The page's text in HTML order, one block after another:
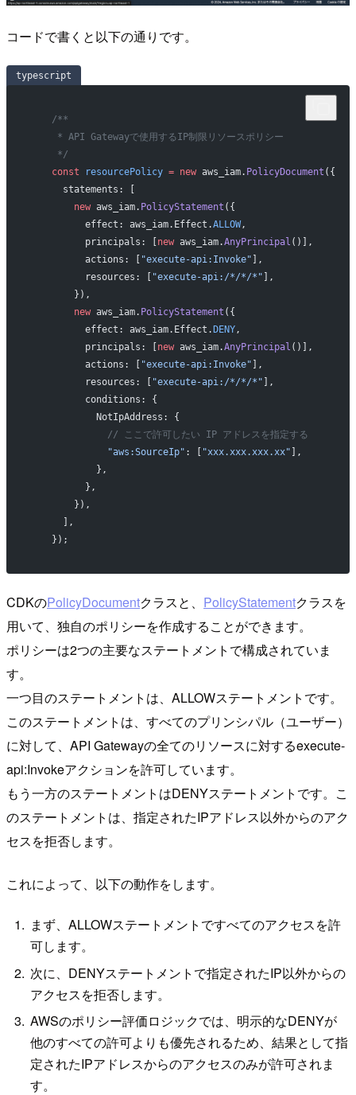
コードで書くと以下の通りです。
typescript
    /**
     * API Gatewayで使用するIP制限リソースポリシー
     */
    const
resourcePolicy = new aws_iam. PolicyDocument ({
      statements: [
        new
aws_iam. PolicyStatement ({
          effect: aws_iam.Effect.
ALLOW,
          principals: [
new aws_iam.AnyPrincipal ()],
          actions: [
"execute-api:Invoke" ],
          resources: [
"execute-api:/*/*/*" ],
        }),
        new
aws_iam. PolicyStatement ({
          effect: aws_iam.Effect.
DENY,
          principals: [
new aws_iam.AnyPrincipal ()],
          actions: [
"execute-api:Invoke" ],
          resources: [
"execute-api:/*/*/*" ],
          conditions: {
            NotIpAddress: {
              // ここで許可したい IP アドレスを指定する
              "aws:SourceIp"
: [ "xxx.xxx.xxx.xx" ],
            },
          },
        }),
      ],
    });
CDKのPolicyDocumentクラスと、 PolicyStatementクラスを
用いて、独自のポリシーを作成することができます。
ポリシーは2つの主要なステートメントで構成されていま
す。
一つ目のステートメントは、ALLOWステートメントです。
このステートメントは、すべてのプリンシパル（ユーザー）
に対して、API Gatewayの全てのリソースに対するexecute-
api:Invokeアクションを許可しています。
もう一方のステートメントはDENYステートメントです。こ
のステートメントは、指定されたIPアドレス以外からのアク
セスを拒否します。
これによって、以下の動作をします。
まず、ALLOWステートメントですべてのアクセスを許
可します。
次に、DENYステートメントで指定されたIP以外からの
アクセスを拒否します。
AWSのポリシー評価ロジックでは、明示的なDENYが
他のすべての許可よりも優先されるため、結果として指
定されたIPアドレスからのアクセスのみが許可されま
す。